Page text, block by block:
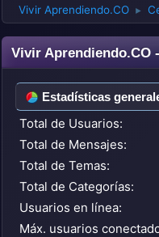
Vivir Aprendiendo.CO ►
Vivir Aprendiendo.CO
Estadísticas
Total de Usuarios:
Total de Mensajes:
Total de Temas:
Total de Categorías:
Usuarios en línea:
Máx. usuarios